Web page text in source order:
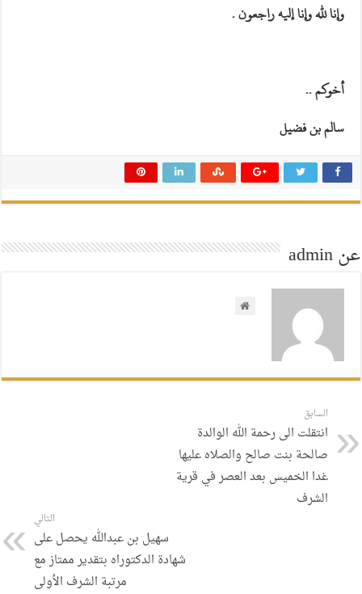
وإنا لله وإنا إليه راجعون .
أخوكم ..
سالم بن فضيل
عن admin
السابق
انتقلت الى رحمة الله الوالدة
صالحة بنت صالح والصلاه عليها
غدا الخميس بعد العصر في قرية
الشرف
التالي
سهيل بن عبدالله يحصل على
شهادة الدكتوراه بتقدير ممتاز مع
مرتبة الشرف الأولى